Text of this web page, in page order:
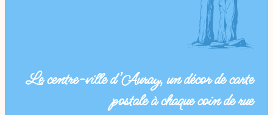
Le centre-ville d’Auray, un décor de carte
postale à chaque coin de rue